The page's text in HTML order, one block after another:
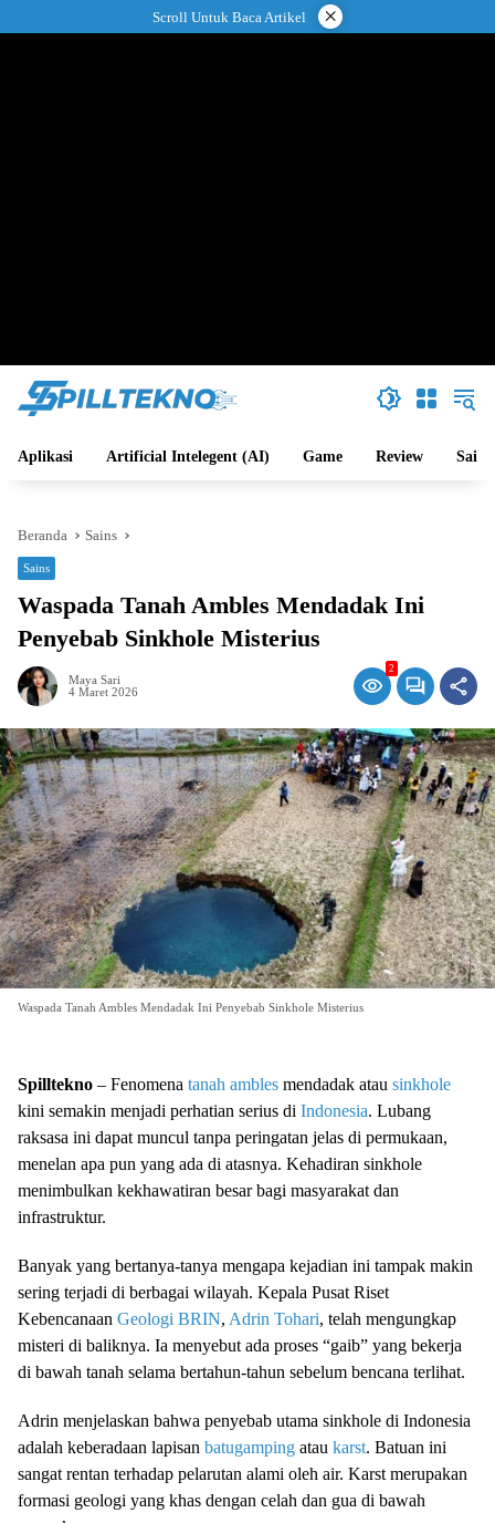
ke
Scroll Untuk Baca Artikel ×
Aplikasi Artificial Intelegent (AI) Game Review Sains
Beranda Sains
Sains
Waspada Tanah Ambles Mendadak Ini
Penyebab Sinkhole Misterius
Maya Sari
4 Maret 2026
2
Waspada Tanah Ambles Mendadak Ini Penyebab Sinkhole Misterius
Spilltekno – Fenomena tanah ambles mendadak atau sinkhole
kini semakin menjadi perhatian serius di Indonesia. Lubang
raksasa ini dapat muncul tanpa peringatan jelas di permukaan,
menelan apa pun yang ada di atasnya. Kehadiran sinkhole
menimbulkan kekhawatiran besar bagi masyarakat dan
infrastruktur.
Banyak yang bertanya-tanya mengapa kejadian ini tampak makin
sering terjadi di berbagai wilayah. Kepala Pusat Riset
Kebencanaan Geologi BRIN, Adrin Tohari, telah mengungkap
misteri di baliknya. Ia menyebut ada proses “gaib” yang bekerja
di bawah tanah selama bertahun-tahun sebelum bencana terlihat.
Adrin menjelaskan bahwa penyebab utama sinkhole di Indonesia
adalah keberadaan lapisan batugamping atau karst. Batuan ini
sangat rentan terhadap pelarutan alami oleh air. Karst merupakan
formasi geologi yang khas dengan celah dan gua di bawah